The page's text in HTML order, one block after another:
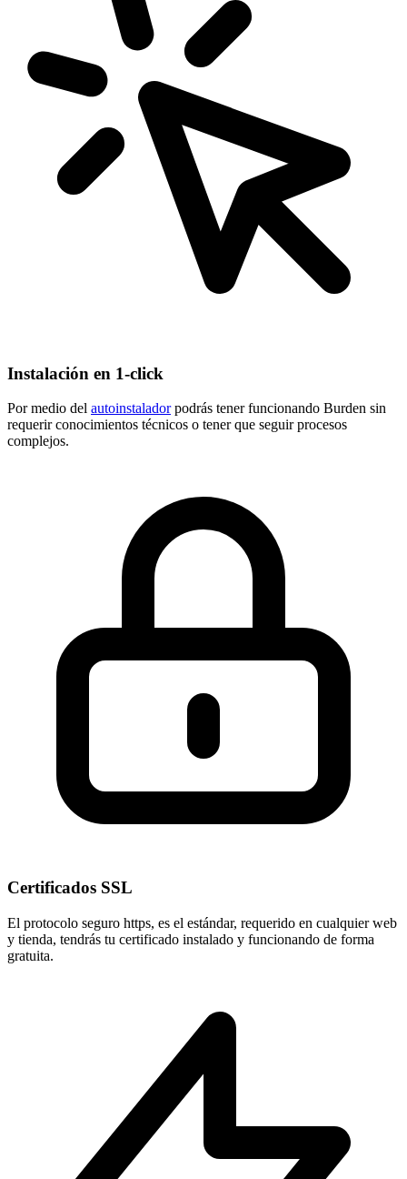
Instalación en 1-click
Por medio del autoinstaladorpodrás tener funcionando Burden sin
requerir conocimientos técnicos o tener que seguir procesos
complejos.
Certificados SSL
El protocolo seguro https, es el estándar, requerido en cualquier web
y tienda, tendrás tu certificado instalado y funcionando de forma
gratuita.